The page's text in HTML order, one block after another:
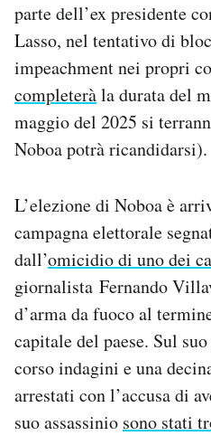
parte dell’ex presidente
Lasso, nel tentativo di
impeachment nei propri
completeràla durata del
maggio del 2025 si
Noboa potrà ricandidarsi).
L’elezione di Noboa è
campagna elettorale
dall’omicidio di uno dei
giornalista Fernando
d’arma da fuoco al
capitale del paese. Sul
corso indagini e una
arrestati con l’accusa di
suo assassinio sono stati